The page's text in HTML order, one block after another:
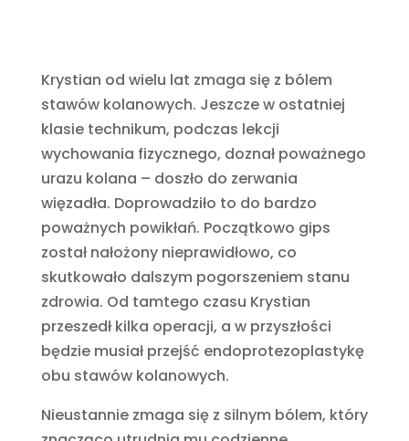
Krystian od wielu lat zmaga się z bólem
stawów kolanowych. Jeszcze w ostatniej
klasie technikum, podczas lekcji
wychowania fizycznego, doznał poważnego
urazu kolana – doszło do zerwania
więzadła. Doprowadziło to do bardzo
poważnych powikłań. Początkowo gips
został nałożony nieprawidłowo, co
skutkowało dalszym pogorszeniem stanu
zdrowia. Od tamtego czasu Krystian
przeszedł kilka operacji, a w przyszłości
będzie musiał przejść endoprotezoplastykę
obu stawów kolanowych.
Nieustannie zmaga się z silnym bólem, który